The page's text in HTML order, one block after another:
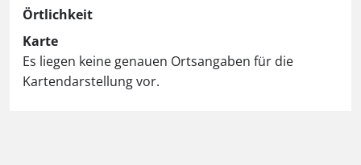
Örtlichkeit
Karte
Es liegen keine genauen Ortsangaben für die
Kartendarstellung vor.